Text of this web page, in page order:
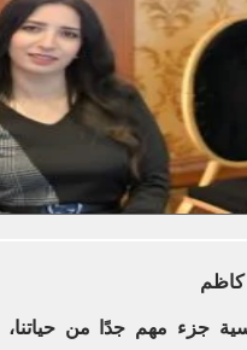
كاظم
جزء مهم جدًا من